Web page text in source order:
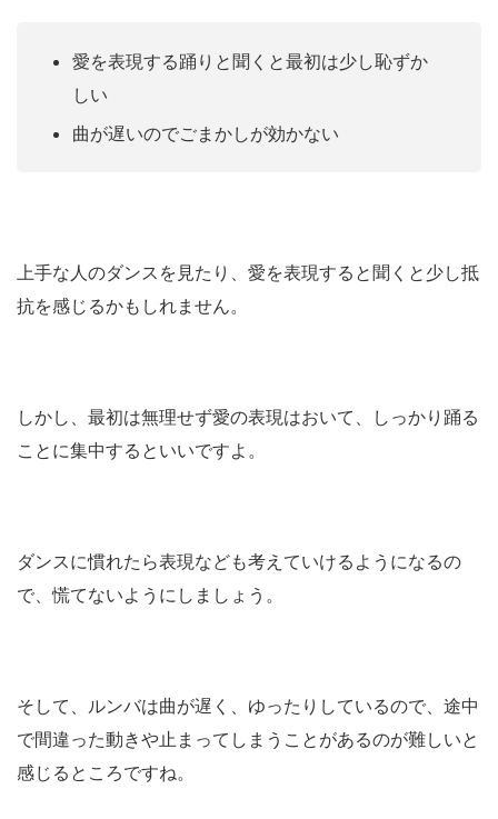
愛を表現する踊りと聞くと最初は少し恥ずか
しい
曲が遅いのでごまかしが効かない
上手な人のダンスを見たり、愛を表現すると聞くと少し抵
抗を感じるかもしれません。
しかし、最初は無理せず愛の表現はおいて、しっかり踊る
ことに集中するといいですよ。
ダンスに慣れたら表現なども考えていけるようになるの
で、慌てないようにしましょう。
そして、ルンバは曲が遅く、ゆったりしているので、途中
で間違った動きや止まってしまうことがあるのが難しいと
感じるところですね。